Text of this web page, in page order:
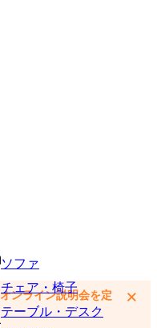
ソファ
チェア・椅子
テーブル・デスク
ートに追加できます
ンライン説明会を定
×